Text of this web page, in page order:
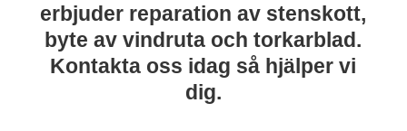
erbjuder reparation av stenskott,
byte av vindruta och torkarblad.
Kontakta oss idag så hjälper vi
dig.